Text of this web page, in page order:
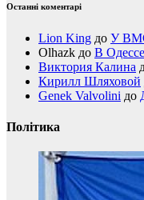
Останні коментарі
Lion King до У ВМС
Olhazk до В
Виктория Калина
Кирилл Шляховой
Genek Valvolini до
Політика